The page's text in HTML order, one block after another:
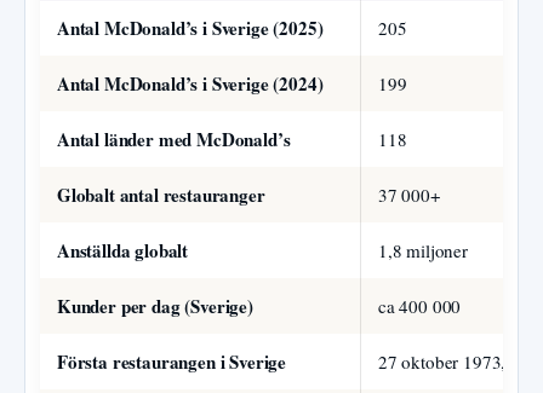
Antal McDonald’s i Sverige (2025) 205
Antal McDonald’s i Sverige (2024) 199
Antal länder med McDonald’s 118
Globalt antal restauranger 37 000+
Anställda globalt 1,8 miljoner
Kunder per dag (Sverige) ca 400 000
Första restaurangen i Sverige 27 oktober 1973,